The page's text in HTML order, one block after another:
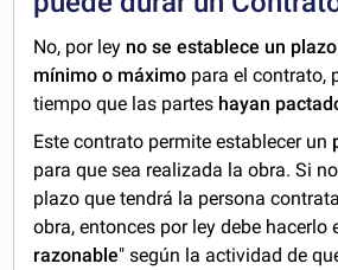
No, por ley no se establece un
mínimo o máximo para el contrato,
tiempo que las partes hayan
Este contrato permite establecer un
para que sea realizada la obra. Si
plazo que tendrá la persona
obra, entonces por ley debe hacerlo
razonable" según la actividad de